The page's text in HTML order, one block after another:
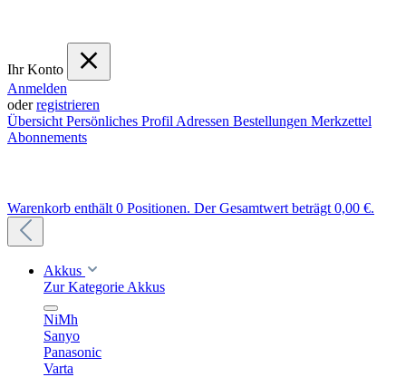
Ihr Konto
Anmelden
oderregistrieren
Übersicht Persönliches Profil Adressen Bestellungen Merkzettel
Abonnements
Warenkorb enthält 0 Positionen. Der Gesamtwert beträgt 0,00 €.
Akkus
Zur Kategorie Akkus
NiMh
Sanyo
Panasonic
Varta